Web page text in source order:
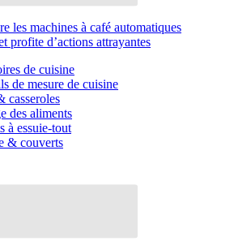
les machines à café automatiques
profite d’actions attrayantes
de cuisine
de mesure de cuisine
casseroles
des aliments
à essuie-tout
& couverts